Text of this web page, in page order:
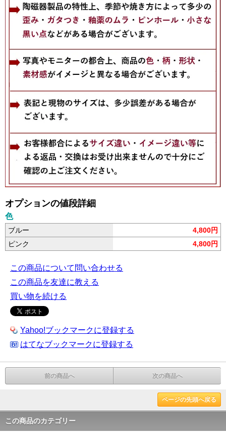
オプションの値段詳細
色
ブルー
4,800円
ピンク
4,800円
この商品について問い合わせる
この商品を友達に教える
買い物を続ける
Yahoo!ブックマークに登録する
はてなブックマークに登録する
前の商品へ 次の商品へ
ページの先頭へ戻る
この商品のカテゴリー